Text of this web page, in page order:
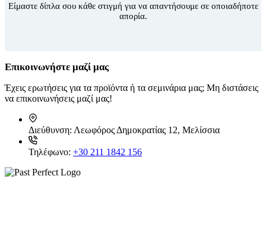
Είμαστε δίπλα σου κάθε στιγμή για να απαντήσουμε σε οποιαδήποτε
απορία.
Επικοινωνήστε μαζί μας
Έχεις ερωτήσεις για τα προϊόντα ή τα σεμινάρια μας; Μη διστάσεις
να επικοινωνήσεις μαζί μας!
Διεύθυνση: Λεωφόρος Δημοκρατίας 12, Μελίσσια
Τηλέφωνο: +30 211 1842 156